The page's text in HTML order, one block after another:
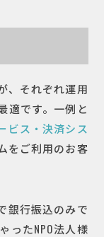
、それぞれ運用
適です。一例と
ビス・決済シス
をご利用のお客
銀行振込のみで
ったNPO法人様